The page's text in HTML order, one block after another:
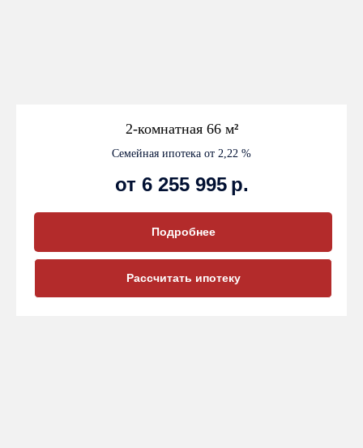
2-комнатная 66 м²
Семейная ипотека от 2,22 %
от 6 255 995 р.
Подробнее
Рассчитать ипотеку